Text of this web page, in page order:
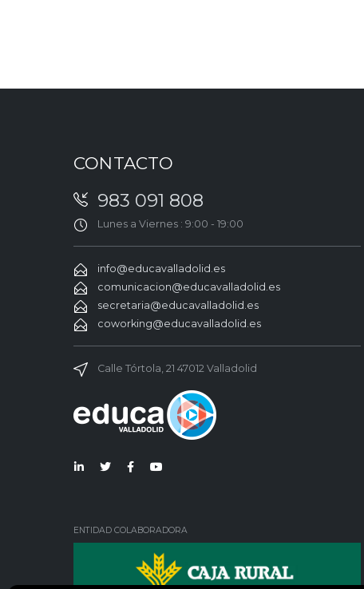
CONTACTO
983 091 808
Lunes a Viernes : 9:00 - 19:00
info@educavalladolid.es
comunicacion@educavalladolid.es
secretaria@educavalladolid.es
coworking@educavalladolid.es
Calle Tórtola, 21 47012 Valladolid
ENTIDAD COLABORADORA